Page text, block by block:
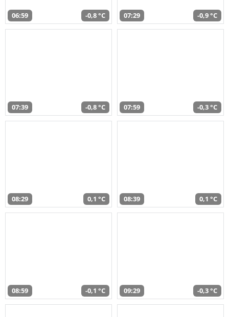
06:59 -0,8 °C 07:29 -0,9 °C
07:39 -0,8 °C 07:59 -0,3 °C
08:29 0,1 °C 08:39 0,1 °C
08:59 -0,1 °C 09:29 -0,3 °C